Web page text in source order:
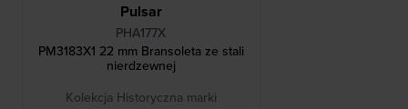
Pulsar
PHA177X
PM3183X1 22 mm Bransoleta ze stali
nierdzewnej
Kolekcja Historyczna marki